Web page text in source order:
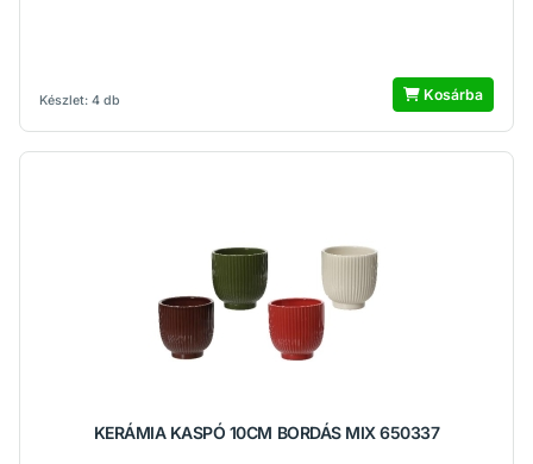
Készlet: 4 db Kosárba
KERÁMIA KASPÓ 10CM BORDÁS MIX 650337